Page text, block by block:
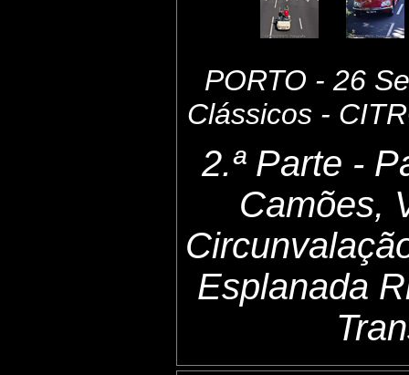
PORTO - 26
Clássicos -
2.ª Parte -
Camões,
Esplanada